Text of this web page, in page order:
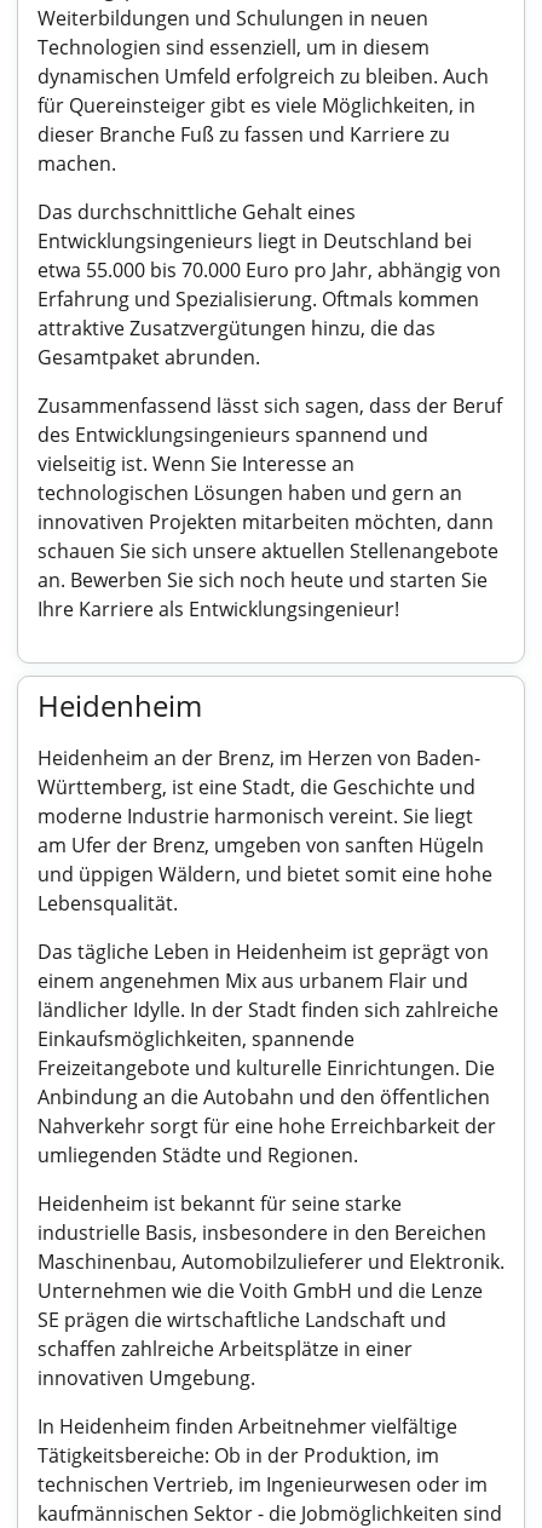
Weiterbildungen und Schulungen in neuen
Technologien sind essenziell, um in diesem
dynamischen Umfeld erfolgreich zu bleiben. Auch
für Quereinsteiger gibt es viele Möglichkeiten, in
dieser Branche Fuß zu fassen und Karriere zu
machen.
Das durchschnittliche Gehalt eines
Entwicklungsingenieurs liegt in Deutschland bei
etwa 55.000 bis 70.000 Euro pro Jahr, abhängig von
Erfahrung und Spezialisierung. Oftmals kommen
attraktive Zusatzvergütungen hinzu, die das
Gesamtpaket abrunden.
Zusammenfassend lässt sich sagen, dass der Beruf
des Entwicklungsingenieurs spannend und
vielseitig ist. Wenn Sie Interesse an
technologischen Lösungen haben und gern an
innovativen Projekten mitarbeiten möchten, dann
schauen Sie sich unsere aktuellen Stellenangebote
an. Bewerben Sie sich noch heute und starten Sie
Ihre Karriere als Entwicklungsingenieur!
Heidenheim
Heidenheim an der Brenz, im Herzen von Baden-
Württemberg, ist eine Stadt, die Geschichte und
moderne Industrie harmonisch vereint. Sie liegt
am Ufer der Brenz, umgeben von sanften Hügeln
und üppigen Wäldern, und bietet somit eine hohe
Lebensqualität.
Das tägliche Leben in Heidenheim ist geprägt von
einem angenehmen Mix aus urbanem Flair und
ländlicher Idylle. In der Stadt finden sich zahlreiche
Einkaufsmöglichkeiten, spannende
Freizeitangebote und kulturelle Einrichtungen. Die
Anbindung an die Autobahn und den öffentlichen
Nahverkehr sorgt für eine hohe Erreichbarkeit der
umliegenden Städte und Regionen.
Heidenheim ist bekannt für seine starke
industrielle Basis, insbesondere in den Bereichen
Maschinenbau, Automobilzulieferer und Elektronik.
Unternehmen wie die Voith GmbH und die Lenze
SE prägen die wirtschaftliche Landschaft und
schaffen zahlreiche Arbeitsplätze in einer
innovativen Umgebung.
In Heidenheim finden Arbeitnehmer vielfältige
Tätigkeitsbereiche: Ob in der Produktion, im
technischen Vertrieb, im Ingenieurwesen oder im
kaufmännischen Sektor - die Jobmöglichkeiten sind